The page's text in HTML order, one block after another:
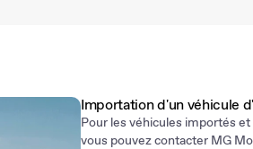
Importation d'un véhicule
Pour les véhicules importés
vous pouvez contacter MG